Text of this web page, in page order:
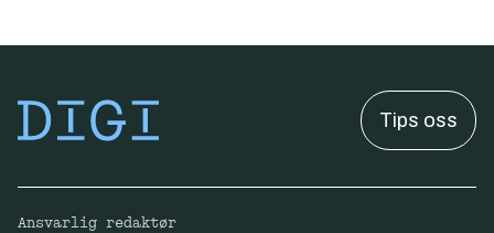
Tips oss
Ansvarlig redaktør